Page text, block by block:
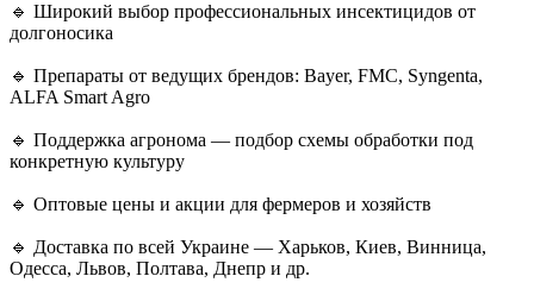
🔹 Широкий выбор профессиональных инсектицидов от
долгоносика
🔹 Препараты от ведущих брендов: Bayer, FMC, Syngenta,
ALFA Smart Agro
🔹 Поддержка агронома — подбор схемы обработки под
конкретную культуру
🔹 Оптовые цены и акции для фермеров и хозяйств
🔹 Доставка по всей Украине — Харьков, Киев, Винница,
Одесса, Львов, Полтава, Днепр и др.